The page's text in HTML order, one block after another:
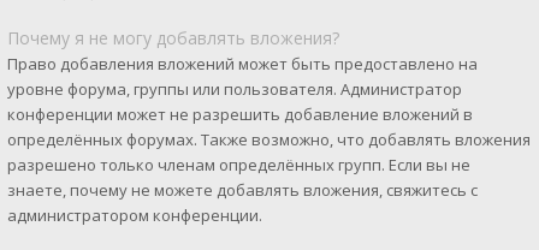
Почему я не могу добавлять вложения?
Право добавления вложений может быть предоставлено на
уровне форума, группы или пользователя. Администратор
конференции может не разрешить добавление вложений в
определённых форумах. Также возможно, что добавлять вложения
разрешено только членам определённых групп. Если вы не
знаете, почему не можете добавлять вложения, свяжитесь с
администратором конференции.